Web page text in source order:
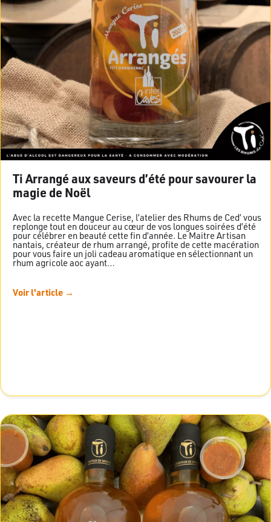
Ti Arrangé aux saveurs d’été pour savourer la
magie de Noël
Avec la recette Mangue Cerise, l’atelier des Rhums de Ced’ vous
replonge tout en douceur au cœur de vos longues soirées d’été
pour célébrer en beauté cette fin d’année. Le Maitre Artisan
nantais, créateur de rhum arrangé, profite de cette macération
pour vous faire un joli cadeau aromatique en sélectionnant un
rhum agricole aoc ayant…
Voir l'article →